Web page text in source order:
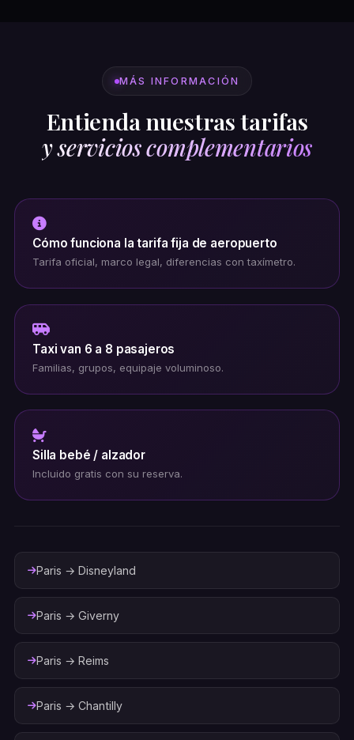
MÁS INFORMACIÓN
Entienda nuestras tarifas
y servicios complementarios
Cómo funciona la tarifa fija de aeropuerto
Tarifa oficial, marco legal, diferencias con taxímetro.
Taxi van 6 a 8 pasajeros
Familias, grupos, equipaje voluminoso.
Silla bebé / alzador
Incluido gratis con su reserva.
Paris → Disneyland
Paris → Giverny
Paris → Reims
Paris → Chantilly